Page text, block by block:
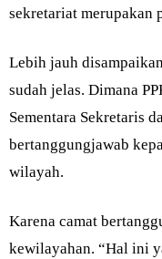
sekretariat merupakan
Lebih jauh
sudah jelas. Dimana
Sementara Sekretaris
bertanggungjawab
wilayah.
Karena camat
kewilayahan. “Hal ini